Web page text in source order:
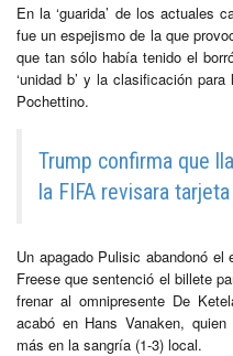
En la ‘guarida’ de los actuales
fue un espejismo de la que
que tan sólo había tenido el
‘unidad b’ y la clasificación
Pochettino.
Trump confirma que
la FIFA revisara
Un apagado Pulisic abandonó
Freese que sentenció el billete
frenar al omnipresente De
acabó en Hans Vanaken,
más en la sangría (1-3) local.